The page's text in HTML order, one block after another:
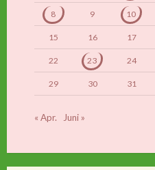
8 9 10
15 16 17
22 23 24
29 30 31
« Apr. Juni »